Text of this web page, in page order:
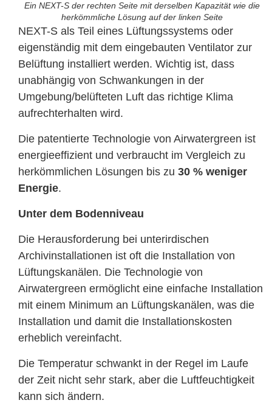
Ein NEXT-S der rechten Seite mit derselben Kapazität wie die
herkömmliche Lösung auf der linken Seite
NEXT-S als Teil eines Lüftungssystems oder
eigenständig mit dem eingebauten Ventilator zur
Belüftung installiert werden. Wichtig ist, dass
unabhängig von Schwankungen in der
Umgebung/belüfteten Luft das richtige Klima
aufrechterhalten wird.
Die patentierte Technologie von Airwatergreen ist
energieeffizient und verbraucht im Vergleich zu
herkömmlichen Lösungen bis zu 30 % weniger
Energie.
Unter dem Bodenniveau
Die Herausforderung bei unterirdischen
Archivinstallationen ist oft die Installation von
Lüftungskanälen. Die Technologie von
Airwatergreen ermöglicht eine einfache Installation
mit einem Minimum an Lüftungskanälen, was die
Installation und damit die Installationskosten
erheblich vereinfacht.
Die Temperatur schwankt in der Regel im Laufe
der Zeit nicht sehr stark, aber die Luftfeuchtigkeit
kann sich ändern.